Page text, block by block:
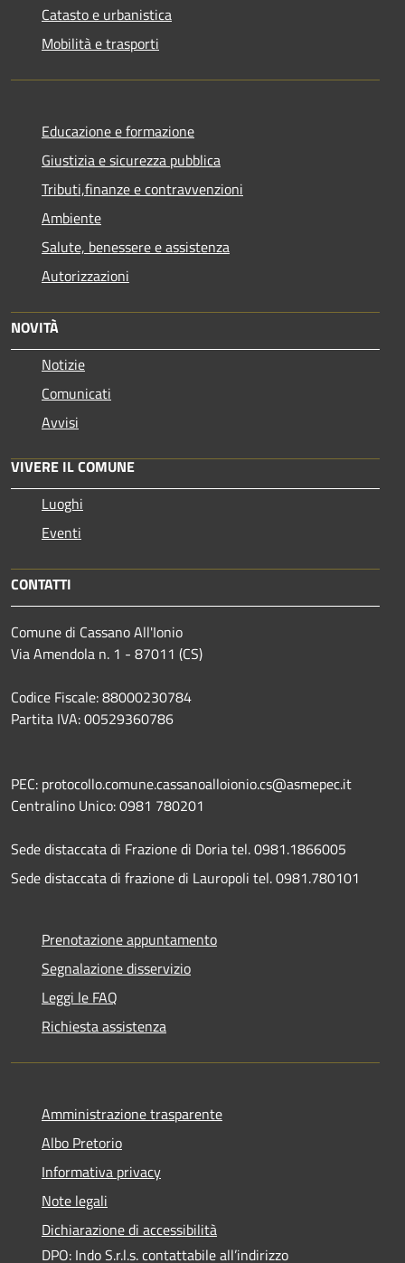
Catasto e urbanistica
Mobilità e trasporti
Educazione e formazione
Giustizia e sicurezza pubblica
Tributi,finanze e contravvenzioni
Ambiente
Salute, benessere e assistenza
Autorizzazioni
NOVITÀ
Notizie
Comunicati
Avvisi
VIVERE IL COMUNE
Luoghi
Eventi
CONTATTI
Comune di Cassano All'Ionio
Via Amendola n. 1 - 87011 (CS)
Codice Fiscale: 88000230784
Partita IVA: 00529360786
PEC: protocollo.comune.cassanoalloionio.cs@asmepec.it
Centralino Unico: 0981 780201
Sede distaccata di Frazione di Doria tel. 0981.1866005
Sede distaccata di frazione di Lauropoli tel. 0981.780101
Prenotazione appuntamento
Segnalazione disservizio
Leggi le FAQ
Richiesta assistenza
Amministrazione trasparente
Albo Pretorio
Informativa privacy
Note legali
Dichiarazione di accessibilità
DPO: Indo S.r.l.s. contattabile all’indirizzo